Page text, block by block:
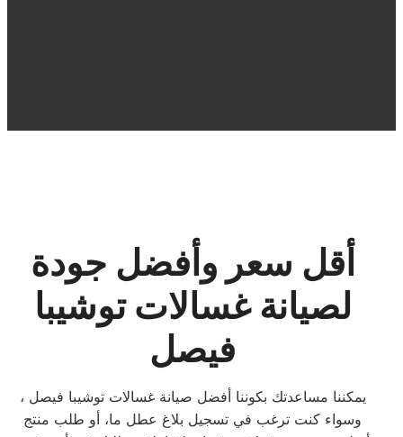
أقل سعر وأفضل جودة
لصيانة غسالات توشيبا
فيصل
يمكننا مساعدتك بكوننا أفضل صيانة غسالات توشيبا فيصل ،
وسواء كنت ترغب في تسجيل بلاغ عطل ما، أو طلب منتج